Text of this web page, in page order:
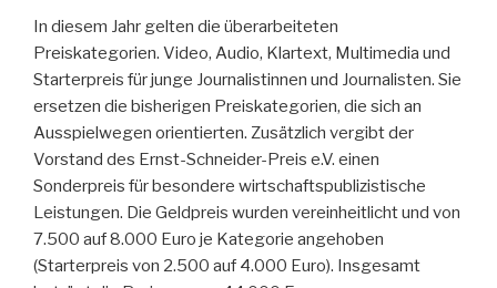
In diesem Jahr gelten die überarbeiteten
Preiskategorien. Video, Audio, Klartext, Multimedia und
Starterpreis für junge Journalistinnen und Journalisten. Sie
ersetzen die bisherigen Preiskategorien, die sich an
Ausspielwegen orientierten. Zusätzlich vergibt der
Vorstand des Ernst-Schneider-Preis e.V. einen
Sonderpreis für besondere wirtschaftspublizistische
Leistungen. Die Geldpreis wurden vereinheitlicht und von
7.500 auf 8.000 Euro je Kategorie angehoben
(Starterpreis von 2.500 auf 4.000 Euro). Insgesamt